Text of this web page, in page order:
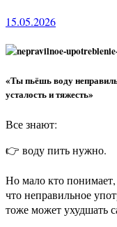
15.05.2026
«Ты пьёшь воду
усталость и тяжесть»
Все знают:
👉 воду пить нужно.
Но мало кто понимает,
что неправильное
тоже может ухудшать